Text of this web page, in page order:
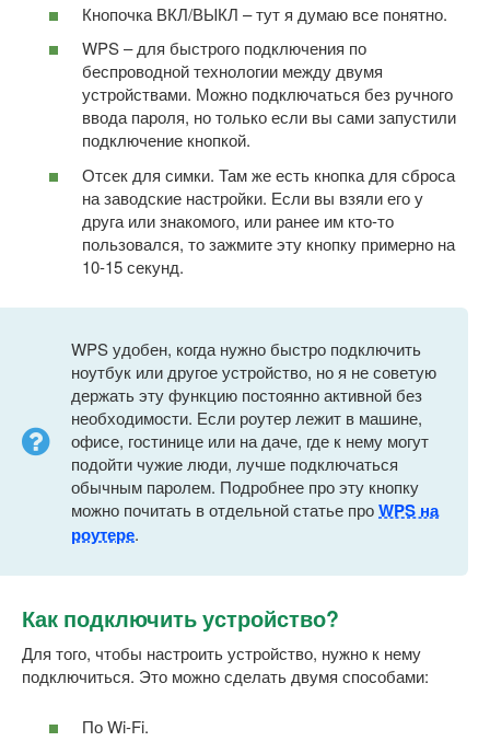
Кнопочка ВКЛ/ВЫКЛ – тут я думаю все понятно.
WPS – для быстрого подключения по
беспроводной технологии между двумя
устройствами. Можно подключаться без ручного
ввода пароля, но только если вы сами запустили
подключение кнопкой.
Отсек для симки. Там же есть кнопка для сброса
на заводские настройки. Если вы взяли его у
друга или знакомого, или ранее им кто-то
пользовался, то зажмите эту кнопку примерно на
10-15 секунд.
WPS удобен, когда нужно быстро подключить
ноутбук или другое устройство, но я не советую
держать эту функцию постоянно активной без
необходимости. Если роутер лежит в машине,
офисе, гостинице или на даче, где к нему могут
подойти чужие люди, лучше подключаться
обычным паролем. Подробнее про эту кнопку
можно почитать в отдельной статье проWPS на
роутере.
Как подключить устройство?
Для того, чтобы настроить устройство, нужно к нему
подключиться. Это можно сделать двумя способами:
По Wi-Fi.